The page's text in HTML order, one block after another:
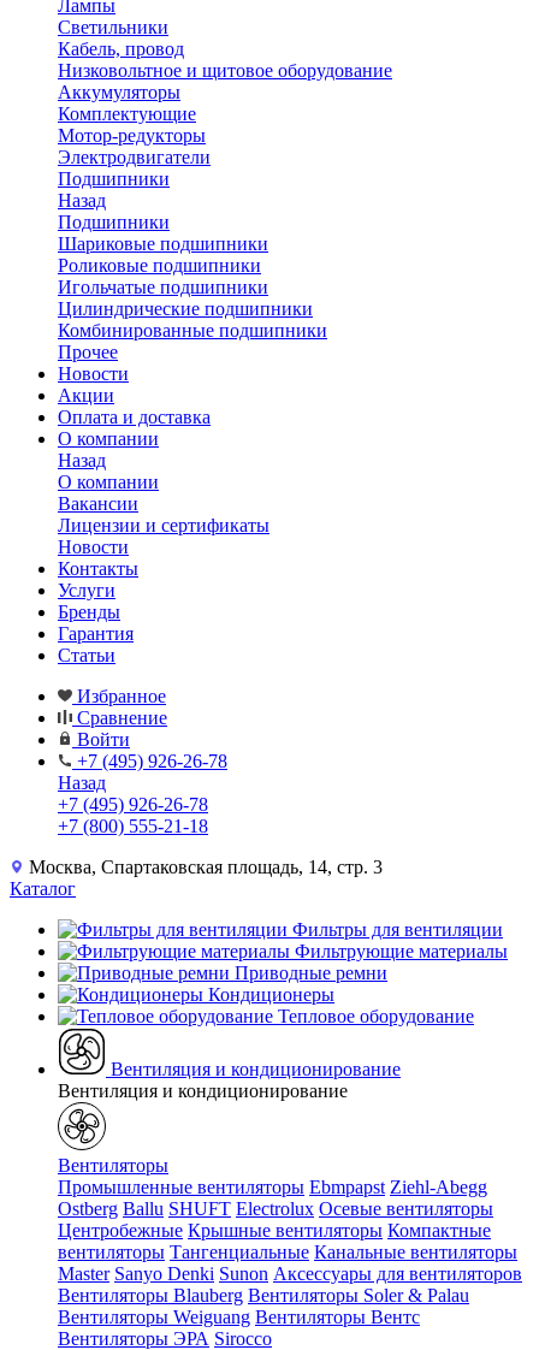
Лампы
Светильники
Кабель, провод
Низковольтное и щитовое оборудование
Аккумуляторы
Комплектующие
Мотор-редукторы
Электродвигатели
Подшипники
Назад
Подшипники
Шариковые подшипники
Роликовые подшипники
Игольчатые подшипники
Цилиндрические подшипники
Комбинированные подшипники
Прочее
Новости
Акции
Оплата и доставка
О компании
Назад
О компании
Вакансии
Лицензии и сертификаты
Новости
Контакты
Услуги
Бренды
Гарантия
Статьи
Избранное
Сравнение
Войти
+7 (495) 926-26-78
Назад
+7 (495) 926-26-78
+7 (800) 555-21-18
Москва, Спартаковская площадь, 14, стр. 3
Каталог
Фильтры для вентиляции
Фильтрующие материалы
Приводные ремни
Кондиционеры
Тепловое оборудование
Вентиляция и кондиционирование
Вентиляция и кондиционирование
Вентиляторы
Промышленные вентиляторы Ebmpapst Ziehl-Abegg
Ostberg Ballu SHUFT Electrolux Осевые вентиляторы
Центробежные Крышные вентиляторы Компактные
вентиляторы Тангенциальные Канальные вентиляторы
Master Sanyo Denki Sunon Аксессуары для вентиляторов
Вентиляторы Blauberg Вентиляторы Soler & Palau
Вентиляторы Weiguang Вентиляторы Вентс
Вентиляторы ЭРА Sirocco